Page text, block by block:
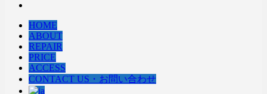
HOME
ABOUT
REPAIR
PRICE
ACCESS
CONTACT US・お問い合わせ